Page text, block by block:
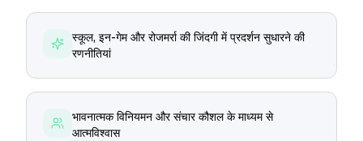
स्कूल, इन-गेम और रोजमर्रा की जिंदगी में प्रदर्शन सुधारने की
रणनीतियां
भावनात्मक विनियमन और संचार कौशल के माध्यम से
आत्मविश्वास